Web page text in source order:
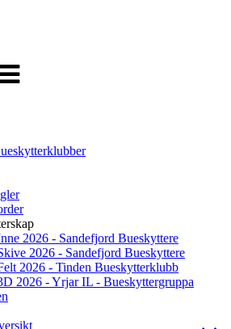
2026 - Sandefjord Bueskyttere
2026 - Sandefjord Bueskyttere
2026 - Tinden Bueskytterklubb
2026 - Yrjar IL - Bueskyttergruppa